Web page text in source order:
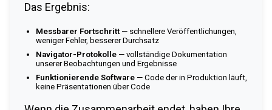
Das Ergebnis:
Messbarer Fortschritt — schnellere Veröffentlichungen,
weniger Fehler, besserer Durchsatz
Navigator-Protokolle — vollständige Dokumentation
unserer Beobachtungen und Ergebnisse
Funktionierende Software — Code der in Produktion läuft,
keine Präsentationen über Code